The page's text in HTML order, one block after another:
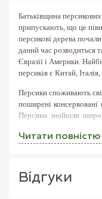
Читати повнiстю
Батьківщина
припускають, що це
персикові дерева
даний час розводиться
Євразії і Америки.
персиків є Китай,
Персики споживають
поширені консервовані
Персики знайшли
використовують в
М'якоть персиків
марганець, мідь, цинк,
Вiдгуки